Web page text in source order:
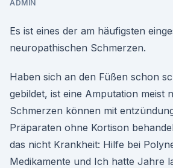
ADMIN
Es ist eines der am häufigsten
neuropathischen Schmerzen.
Haben sich an den Füßen schon
gebildet, ist eine Amputation meist
Schmerzen können mit
Präparaten ohne Kortison
das nicht Krankheit: Hilfe bei
Medikamente und Ich hatte Jahre